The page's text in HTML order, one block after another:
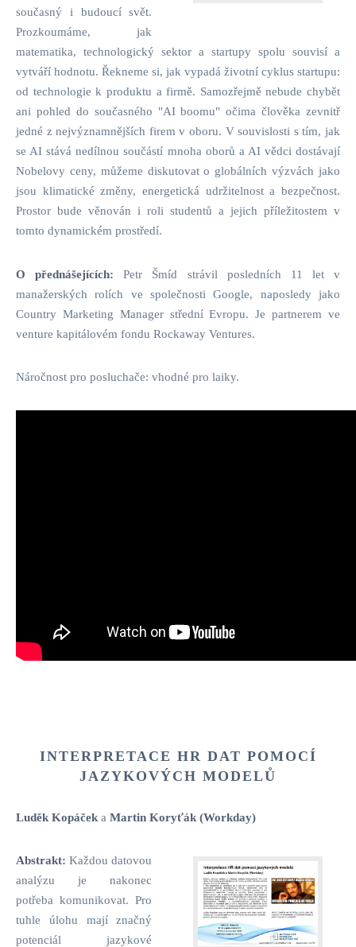
současný i budoucí svět.
Prozkoumáme, jak
matematika, technologický sektor a startupy spolu souvisí a
vytváří hodnotu. Řekneme si, jak vypadá životní cyklus startupu:
od technologie k produktu a firmě. Samozřejmě nebude chybět
ani pohled do současného "AI boomu" očima člověka zevnitř
jedné z nejvýznamnějších firem v oboru. V souvislosti s tím, jak
se AI stává nedílnou součástí mnoha oborů a AI vědci dostávají
Nobelovy ceny, můžeme diskutovat o globálních výzvách jako
jsou klimatické změny, energetická udržitelnost a bezpečnost.
Prostor bude věnován i roli studentů a jejich příležitostem v
tomto dynamickém prostředí.
O přednášejících: Petr Šmíd strávil posledních 11 let v
manažerských rolích ve společnosti Google, naposledy jako
Country Marketing Manager střední Evropu. Je partnerem ve
venture kapitálovém fondu Rockaway Ventures.
Náročnost pro posluchače: vhodné pro laiky.
INTERPRETACE HR DAT POMOCÍ
JAZYKOVÝCH MODELŮ
Luděk Kopáček a Martin Koryťák (Workday)
Abstrakt: Každou datovou
analýzu je nakonec
potřeba komunikovat. Pro
tuhle úlohu mají značný
potenciál jazykové